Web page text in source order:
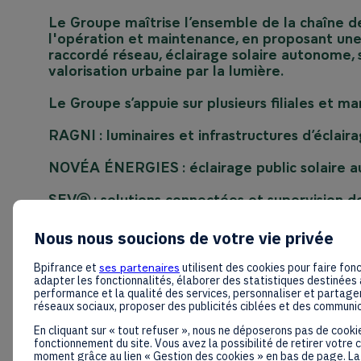
Le Groupe maîtrise l’ensemble de la chaîne
l'opération et maintenance, en proposant
raccordé réseau, éclairage solaire
valorisation urbaine par la lumière.
Le Groupe s’appuie sur plusieurs filiales et
RAGNI : luminaires et infrastructures
NOVÉA ÉNERGIES : éclairage public solaire
SEVⓔ : solutions connectées et supervision
HESS, VULKAN, LEC et ECO-INNOV :
de l’espace public.
Grâce à près d’un siècle d’expertise
contribue à l’amélioration de la sécurité, de
infrastructures urbaines à travers le monde.
plusieurs filiales sur le continent (Dakar,
partie de sa stratégie export sur l'Afrique.
Nous nous soucions de votre vie privée
Bpifrance et ses partenaires utilisent des cookies pour faire
adapter les fonctionnalités, élaborer des statistiques destinées
performance et la qualité des services, personnaliser et
réseaux sociaux, proposer des publicités ciblées et des
En cliquant sur « tout refuser », nous ne déposerons pas de
fonctionnement du site. Vous avez la possibilité de retirer votre
moment grâce au lien « Gestion des cookies » en bas de page.